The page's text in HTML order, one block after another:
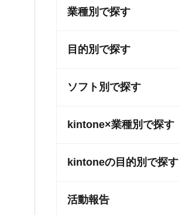
業種別で探す
目的別で探す
ソフト別で探す
kintone×業種別で探す
kintoneの目的別で探す
活動報告